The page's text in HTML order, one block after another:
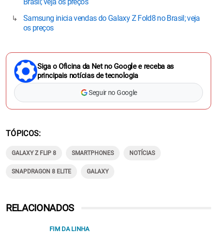
Samsung inicia vendas do Galaxy Z Fold8 no Brasil; veja
os preços
Siga o Oficina da Net no Google e receba as
principais notícias de tecnologia
Seguir no Google
TÓPICOS
GALAXY Z FLIP 8 SMARTPHONES NOTÍCIAS
SNAPDRAGON 8 ELITE GALAXY
RELACIONADOS
FIM DA LINHA